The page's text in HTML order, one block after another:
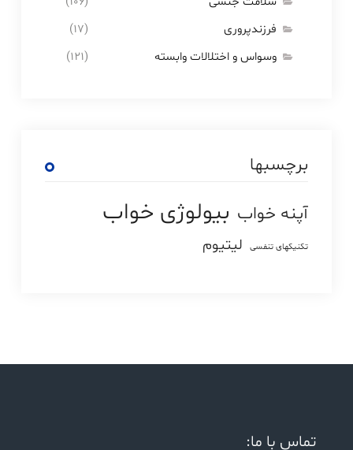
فرزندپروری
(۱۷)
وسواس و اختلالات وابسته
(۱۲۱)
برچسبها
آپنه خواب بیولوژی خواب
تکنیکهای تنفسی لیتیوم
تماس با ما: